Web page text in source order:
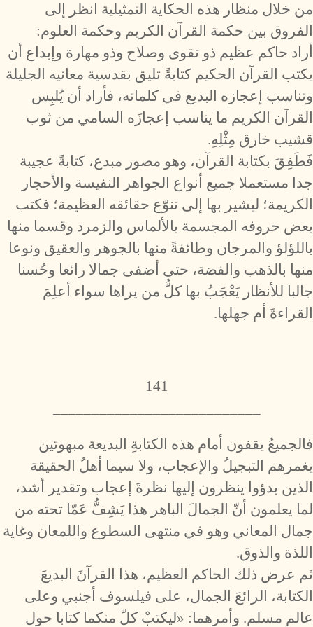
من خلال منظار هذه الحكاية التمثيلية انظر إلى
الفروق بين حكمة القرآن الكريم وحكمة العلوم:
أراد حاكم عظيم ذو تقوى وصلاح وذو مهارة وإبداع أن
يكتب القرآن الحكيم كتابةً تليق بقدسية معانيه الجليلة
وتناسب إعجازه البديع في كلماته، فأراد أن يُلبِس
القرآن الكريم ما يناسب إعجازَه السامي من ثوب
قشيب خارق مِثْلِهِ.
فَطَفِقَ بكتابة القرآن، وهو مصور مبدع، كتابةً عجيبة
جدا مستعملا جميع أنواع الجواهر النفيسة والأحجار
الكريمة؛ ليشير بها إلى تنوّع حقائقه العظيمة؛ فكتب
بعض حروفه المجسمة بالألماس والزمرد وقسما منها
باللؤلؤ والمرجان وطائفةً منها بالجوهر والعقيق ونوعا
منها بالذهب والفضة، حتى أضفى جمالا رائعا وحُسنا
جالبا للأنظار يَعْجَبُ بها كلُّ من يراها سواء أعلِمَ
القراءةَ أم جهلها.
141
فالجميعُ يقفون أمام هذه الكتابةِ البديعة مبهوتين
يغمرهم التبجيلُ والإعجاب، ولا سيما أهلُ الحقيقة
الذين بدؤوا ينظرون إليها نظرةَ إعجاب وتقدير أشد،
لما يعلمون أنّ الجمالَ الباهر هذا يَشِفُّ عَمّا تحته من
جمال المعاني وهو في منتهى السطوع واللمعان وغاية
اللذة والذوق.
ثم عرض ذلك الحاكم العظيم، هذا القرآنَ البديعَ
الكتابة، الرائعَ الجمال، على فيلسوف أجنبي وعلى
عالمٍ مسلم. وأمرهما: «ليكتبْ كلّ منكما كتابا حول